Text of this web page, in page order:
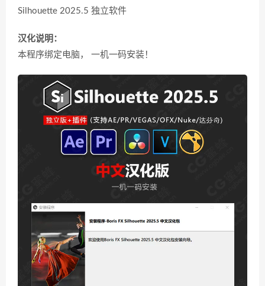
Silhouette 2025.5 独立软件
汉化说明：
本程序绑定电脑， 一机一码安装！